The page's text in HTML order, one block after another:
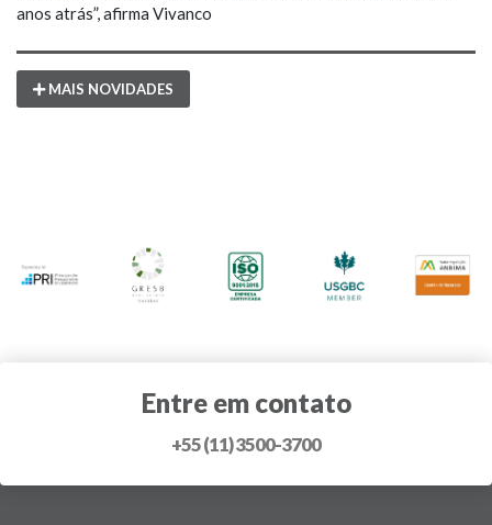
anos atrás”, afirma Vivanco
MAIS NOVIDADES
Entre em contato
+55 (11) 3500-3700